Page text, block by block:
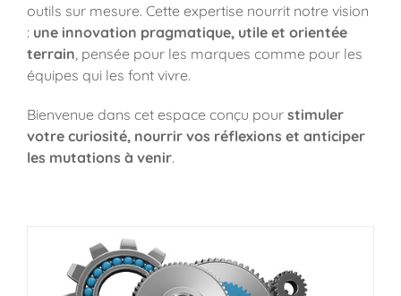
outils sur mesure. Cette expertise nourrit notre vision
: une innovation pragmatique, utile et orientée
terrain , pensée pour les marques comme pour les
équipes qui les font vivre.
Bienvenue dans cet espace conçu pour stimuler
votre curiosité, nourrir vos réflexions et anticiper
les mutations à venir.